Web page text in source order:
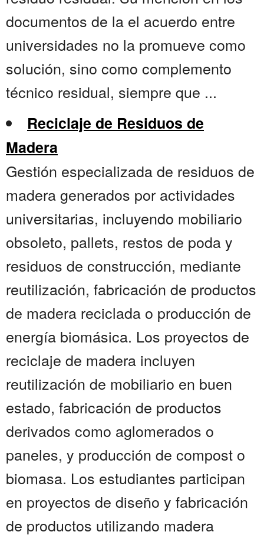
documentos de la el acuerdo entre
universidades no la promueve como
solución, sino como complemento
técnico residual, siempre que ...
Reciclaje de Residuos de
Madera
Gestión especializada de residuos de
madera generados por actividades
universitarias, incluyendo mobiliario
obsoleto, pallets, restos de poda y
residuos de construcción, mediante
reutilización, fabricación de productos
de madera reciclada o producción de
energía biomásica. Los proyectos de
reciclaje de madera incluyen
reutilización de mobiliario en buen
estado, fabricación de productos
derivados como aglomerados o
paneles, y producción de compost o
biomasa. Los estudiantes participan
en proyectos de diseño y fabricación
de productos utilizando madera